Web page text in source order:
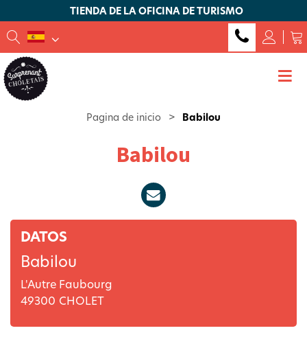
TIENDA DE LA OFICINA DE TURISMO
Pagina de inicio > Babilou
Babilou
DATOS
Babilou
L'Autre Faubourg
49300 CHOLET